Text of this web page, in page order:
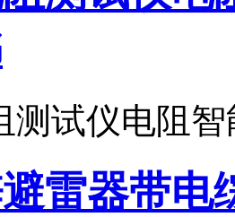
测试仪电阻
雷器带电